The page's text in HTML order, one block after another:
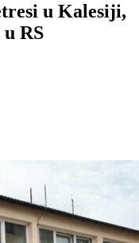
u Kalesiji,
RS